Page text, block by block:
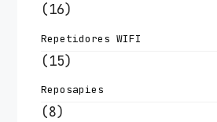
(16)
Repetidores WIFI
(15)
Reposapies
(8)